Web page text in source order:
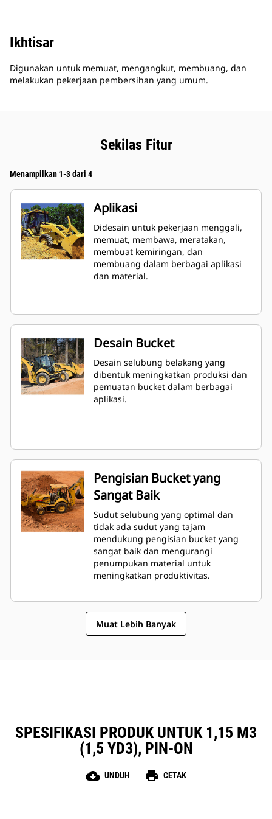
Ikhtisar
Digunakan untuk memuat, mengangkut, membuang, dan
melakukan pekerjaan pembersihan yang umum.
Sekilas Fitur
Menampilkan 1-3 dari 4
Aplikasi
Didesain untuk pekerjaan menggali,
memuat, membawa, meratakan,
membuat kemiringan, dan
membuang dalam berbagai aplikasi
dan material.
Desain Bucket
Desain selubung belakang yang
dibentuk meningkatkan produksi dan
pemuatan bucket dalam berbagai
aplikasi.
Pengisian Bucket yang
Sangat Baik
Sudut selubung yang optimal dan
tidak ada sudut yang tajam
mendukung pengisian bucket yang
sangat baik dan mengurangi
penumpukan material untuk
meningkatkan produktivitas.
Muat Lebih Banyak
SPESIFIKASI PRODUK UNTUK 1,15 M3
(1,5 YD3), PIN-ON
cloud_download UNDUH print CETAK